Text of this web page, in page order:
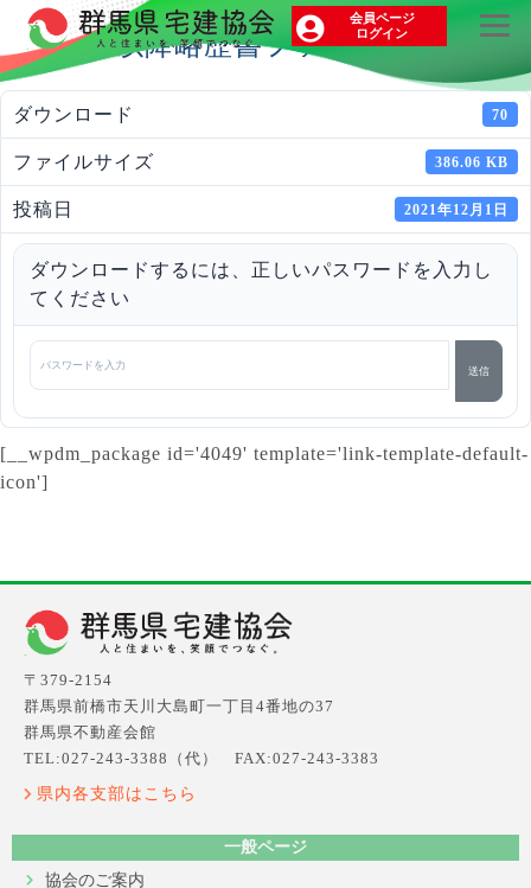
会員ページ
ログイン
２人目以降略歴書ファイル（法人）
ダウンロード 70
ファイルサイズ 386.06 KB
投稿日 2021年12月1日
ダウンロードするには、正しいパスワードを入力し
てください
[__wpdm_package id='4049' template='link-template-default-
icon']
〒379-2154
群馬県前橋市天川大島町一丁目4番地の37
群馬県不動産会館
TEL:027-243-3388（代） FAX:027-243-3383
県内各支部はこちら
一般ページ
協会のご案内